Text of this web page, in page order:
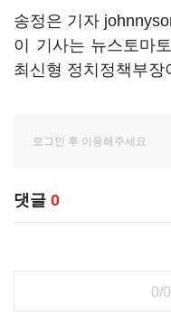
송정은 기자
이 기사는 뉴스토마
최신형 정치정책부장
댓글 0
0/0